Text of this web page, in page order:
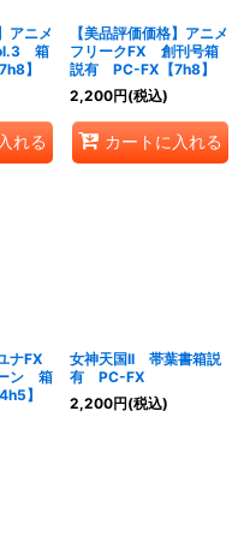
アニメ
箱
】
れる
【美品評価価格】アニメ
フリークFX 創刊号箱
説有 PC-FX【7h8】
2,200円(税込)
カートに入れる
ナFX
ン 箱
】
女神天国II 帯葉書箱説
有 PC-FX
2,200円(税込)